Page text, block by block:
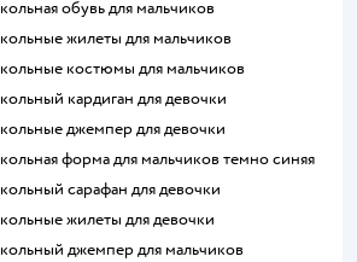
Школьная обувь для мальчиков
Школьные жилеты для мальчиков
Школьные костюмы для мальчиков
Школьный кардиган для девочки
Школьные джемпер для девочки
Школьная форма для мальчиков темно синяя
Школьный сарафан для девочки
Школьные жилеты для девочки
Школьный джемпер для мальчиков